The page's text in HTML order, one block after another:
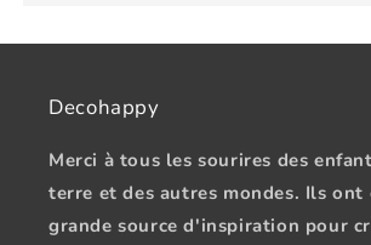
Decohappy
Merci à tous les sourires des
terre et des autres mondes. Ils ont
grande source d'inspiration pour